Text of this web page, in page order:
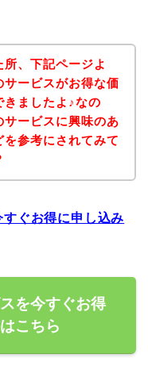
、下記ページよ
サービスがお得な価
きましたよ♪なの
ービスに興味のあ
参考にされてみて
ぐお得に申し込み
を今すぐお得
こちら